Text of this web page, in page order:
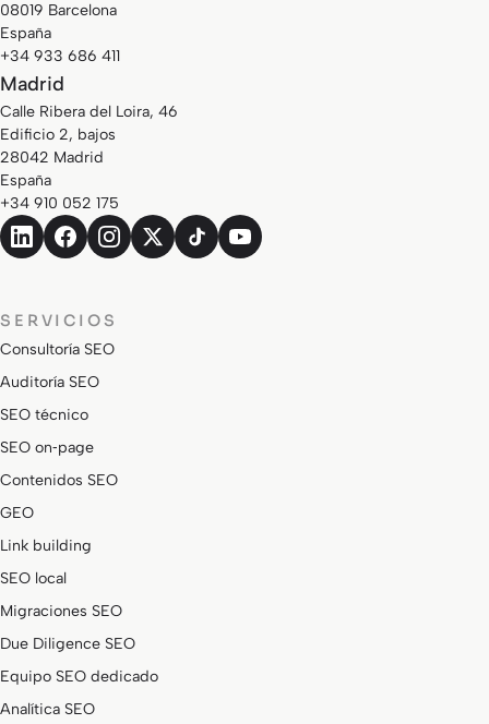
08019 Barcelona
España
+34 933 686 411
Madrid
Calle Ribera del Loira, 46
Edificio 2, bajos
28042 Madrid
España
+34 910 052 175
SERVICIOS
Consultoría SEO
Auditoría SEO
SEO técnico
SEO on‑page
Contenidos SEO
GEO
Link building
SEO local
Migraciones SEO
Due Diligence SEO
Equipo SEO dedicado
Analítica SEO